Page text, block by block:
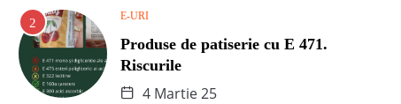
E-URI
Produse de patiserie cu E 471.
Riscurile
4 Martie 25